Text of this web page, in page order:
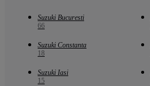
Suzuki Bucuresti
66
Suzuki Constanta
18
Suzuki Iasi
15